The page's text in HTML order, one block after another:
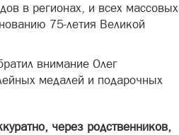
в регионах, и всех массовых
75-летия Великой
внимание Олег
медалей и подарочных
через родственников,